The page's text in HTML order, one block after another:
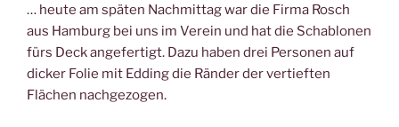
… heute am späten Nachmittag war die Firma Rosch
aus Hamburg bei uns im Verein und hat die Schablonen
fürs Deck angefertigt. Dazu haben drei Personen auf
dicker Folie mit Edding die Ränder der vertieften
Flächen nachgezogen.